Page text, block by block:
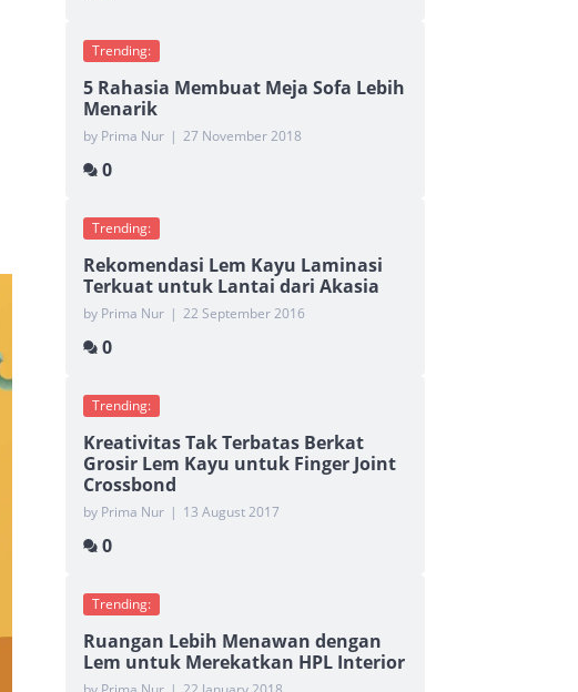
Trending:
5 Rahasia Membuat Meja Sofa Lebih
Menarik
by Prima Nur | 27 November 2018
0
Trending:
Rekomendasi Lem Kayu Laminasi
Terkuat untuk Lantai dari Akasia
by Prima Nur | 22 September 2016
0
Trending:
Kreativitas Tak Terbatas Berkat
Grosir Lem Kayu untuk Finger Joint
Crossbond
by Prima Nur | 13 August 2017
0
Trending:
Ruangan Lebih Menawan dengan
Lem untuk Merekatkan HPL Interior